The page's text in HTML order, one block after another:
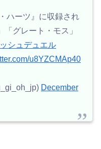
ハーツ』に収録され
グレート・モス」
シュデュエル
u8YZCMAp40
December